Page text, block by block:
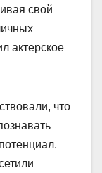
свой
актерское
что